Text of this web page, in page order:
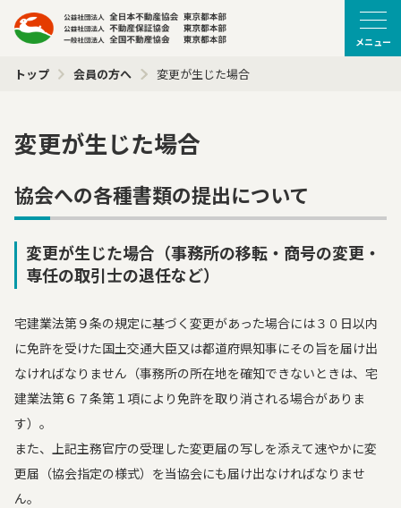
メニュー
トップ 会員の方へ 変更が生じた場合
変更が生じた場合
協会への各種書類の提出について
変更が生じた場合（事務所の移転・商号の変更・
専任の取引士の退任など）
宅建業法第９条の規定に基づく変更があった場合には３０日以内
に免許を受けた国土交通大臣又は都道府県知事にその旨を届け出
なければなりません（事務所の所在地を確知できないときは、宅
建業法第６７条第１項により免許を取り消される場合がありま
す）。
また、上記主務官庁の受理した変更届の写しを添えて速やかに変
更届（協会指定の様式）を当協会にも届け出なければなりませ
ん。